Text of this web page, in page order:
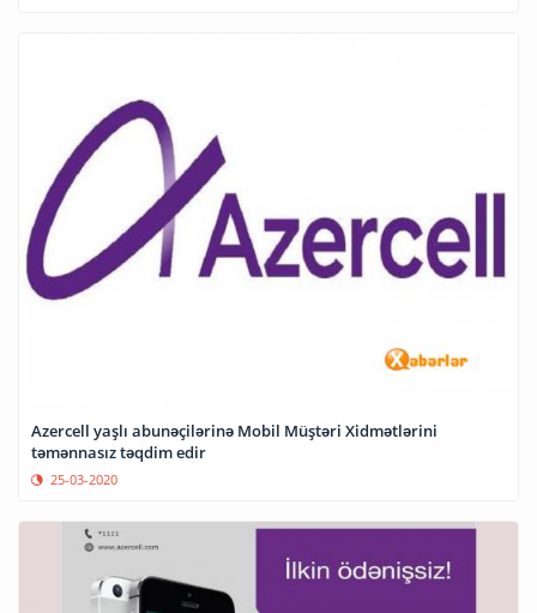
Azercell yaşlı abunəçilərinə Mobil Müştəri Xidmətlərini
təmənnasız təqdim edir
25-03-2020